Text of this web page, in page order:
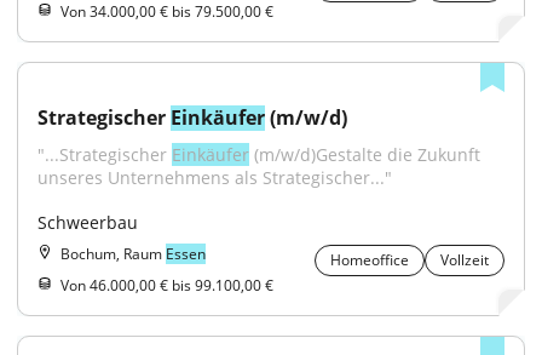
Von 34.000,00 € bis 79.500,00 €
Strategischer Einkäufer (m/w/d)
"...Strategischer Einkäufer (m/w/d)Gestalte die Zukunft
unseres Unternehmens als Strategischer..."
Schweerbau
Bochum, Raum Essen Homeoffice
Vollzeit
Von 46.000,00 € bis 99.100,00 €